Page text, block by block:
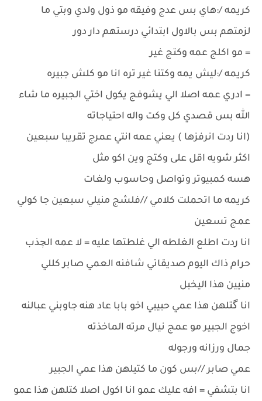
كريمه /:هاي بس عدج وفيقه مو ذول ولدي وبتي ما
لزمتهم بس بالاول ابتدائي درستهم دار دور
= مو اكلج عمه وكتج غير
كريمه /:ليش يمه وكتنا غير تره انا مو كلش جبيره
= ادري عمه اصلا الي يشوفج يكول اختي الجبيره ما شاء
الله بس قصدي كل وكت واله احتياجاته
(انا ردت انرفزها ) يعني عمه انتي عمرج تقريبا سبعين
اكثر شويه اقل على وكتج وين اكو مثل
هسه كمبيوتر وتواصل وحاسوب ولغات
كريمه ما اتحملت كلامي //فلشج منيلي سبعين جا كولي
عمج تسعين
انا ردت اطلع الغلطه الي غلطتها عليه = لا عمه الچذب
حرام ذاك اليوم صديقاتي شافنه العمي صابر كللي
منيين هذا اليخبل
انا گتلهن هذا عمي حبيبي اخو بابا عاد هنه جاوبني عبالنه
اخوج الجبير مو عمج نيال مرته الماخذته
جمال ورزانه ورجوله
عمي صابر //بس كون ما كتيلهن هذا عمي الجبير
انا بتشفي = افه عليك عمو انا اكول اصلا كتلهن هذا عمو